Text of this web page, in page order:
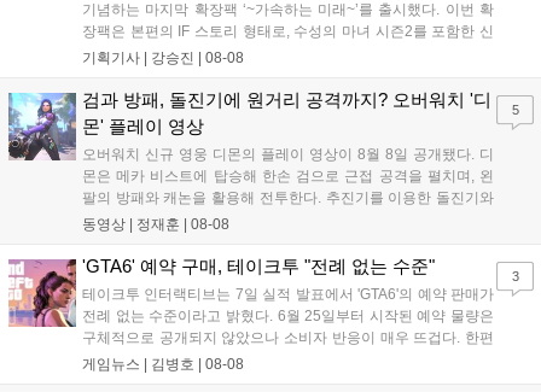
기념하는 마지막 확장팩 ‘~가속하는 미래~’를 출시했다. 이번 확
장팩은 본편의 IF 스토리 형태로, 수성의 마녀 시즌2를 포함한 신
규 참전작과 크로스오버 합체기를 선보이며 작품을 완결 짓는다.
하는 몰입감 있는 서사와 조합을 구현하며 시리즈의 미래를 향한
새로운 가능성을 제시했다....
기획기사 | 강승진 | 08-08
검과 방패, 돌진기에 원거리 공격까지? 오버워치 '디
몬' 플레이 영상
오버워치 신규 영웅 디몬의 플레이 영상이 8월 8일 공개됐다. 디
몬은 메카 비스트에 탑승해 한손 검으로 근접 공격을 펼치며, 왼
팔의 방패와 캐논을 활용해 전투한다. 추진기를 이용한 돌진기와
참격 형태의 궁극기를 보유했고, 메카 파괴 시 맨몸으로 기관총을
산의 영웅들 업데이트를 통해 정식 출시될 예정이다....
동영상 | 정재훈 | 08-08
5
'GTA6' 예약 구매, 테이크투 "전례 없는 수준"
테이크투 인터랙티브는 7일 실적 발표에서 'GTA6'의 예약 판매가
전례 없는 수준이라고 밝혔다. 6월 25일부터 시작된 예약 물량은
구체적으로 공개되지 않았으나 소비자 반응이 매우 뜨겁다. 한편
11월 19일 PS5와 Xbox 시리즈 X|S로 정식 출시될 예정이며, 록
게임뉴스 | 김병호 | 08-08
3